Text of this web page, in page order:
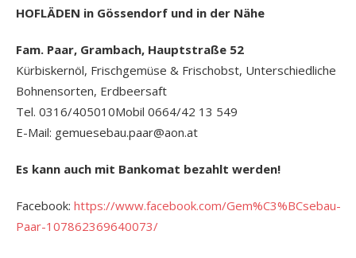
HOFLÄDEN in Gössendorf und in der Nähe
Fam. Paar, Grambach, Hauptstraße 52
Kürbiskernöl, Frischgemüse & Frischobst, Unterschiedliche
Bohnensorten, Erdbeersaft
Tel. 0316/405010Mobil 0664/42 13 549
E-Mail: gemuesebau.paar@aon.at
Es kann auch mit Bankomat bezahlt werden!
Facebook: https://www.facebook.com/Gem%C3%BCsebau-
Paar-107862369640073/